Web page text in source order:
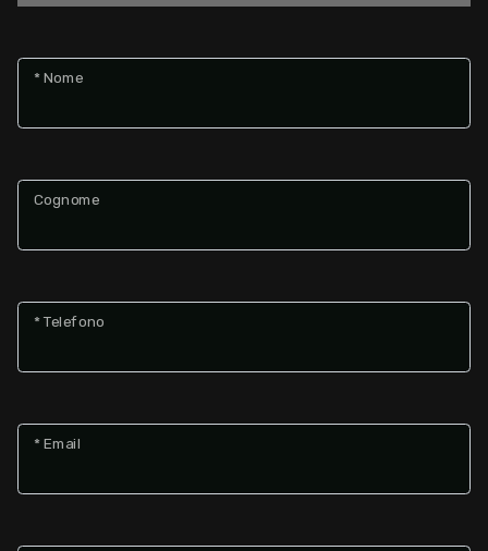
* Nome
Cognome
* Telefono
* Email
Arredato
Lusso